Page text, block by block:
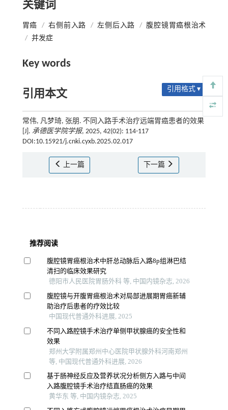
关键词
胃癌 / 右侧前入路 / 左侧后入路 / 腹腔镜胃癌根治术
/ 并发症
Key words
引用本文 引用格式 ▾
常伟, 凡梦琦, 张朋. 不同入路手术治疗远端胃癌患者的效果
[J]. 承德医学院学报, 2025, 42(02): 114-117
DOI:10.15921/j.cnki.cyxb.2025.02.017
上一篇 下一篇